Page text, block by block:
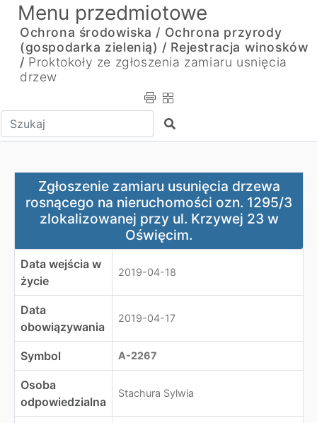
Menu przedmiotowe
Ochrona środowiska / Ochrona przyrody
(gospodarka zielenią) / Rejestracja winosków
/ Proktokoły ze zgłoszenia zamiaru usnięcia
drzew
Wpisz tekst do wyszukania Szukaj
Zgłoszenie zamiaru usunięcia drzewa rosnącego na
Zgłoszenie zamiaru usunięcia drzewa
rosnącego na nieruchomości ozn. 1295/3
zlokalizowanej przy ul. Krzywej 23 w
Oświęcim.
Data wejścia w
życie
2019-04-18
Data
obowiązywania
2019-04-17
Symbol A-2267
Osoba
odpowiedzialna
Stachura Sylwia